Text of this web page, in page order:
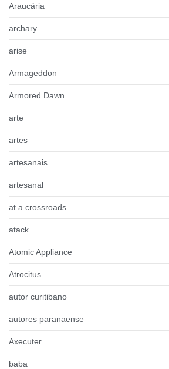
Araucária
archary
arise
Armageddon
Armored Dawn
arte
artes
artesanais
artesanal
at a crossroads
atack
Atomic Appliance
Atrocitus
autor curitibano
autores paranaense
Axecuter
baba